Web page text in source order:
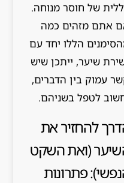
של חוסר מנוחה.
אתם מזהים כמה
הללו יחד עם
שיער, ייתכן שיש
עמוק בין הדברים,
לטפל בשניהם.
להחזיר את
(ואת השקט
פתרונות